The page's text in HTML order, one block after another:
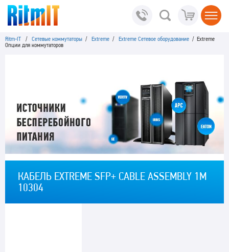
Ritm-IT / Сетевые коммутаторы / Extreme / Extreme Сетевое оборудование / Extreme
Опции для коммутаторов
КАБЕЛЬ EXTREME SFP+ CABLE ASSEMBLY 1M
10304